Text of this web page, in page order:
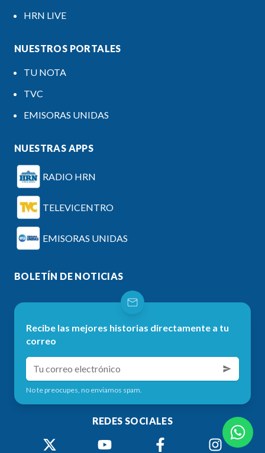
HRN LIVE
NUESTROS PORTALES
TU NOTA
TVC
EMISORAS UNIDAS
NUESTRAS APPS
RADIO HRN
TELEVICENTRO
EMISORAS UNIDAS
BOLETÍN DE NOTICIAS
Recibe las mejores historias directamente a tu
correo
No te preocupes, no enviamos spam.
REDES SOCIALES